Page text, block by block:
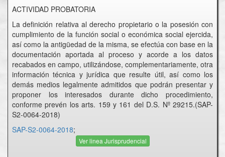
ACTIVIDAD PROBATORIA
La definición relativa al derecho propietario o la posesión con
cumplimiento de la función social o económica social ejercida,
así como la antigüedad de la misma, se efectúa con base en la
documentación aportada al proceso y acorde a los datos
recabados en campo, utilizándose, complementariamente, otra
información técnica y jurídica que resulte útil, así como los
demás medios legalmente admitidos que podrán presentar y
proponer los interesados durante dicho procedimiento,
conforme prevén los arts. 159 y 161 del D.S. Nº 29215.(SAP-
S2-0064-2018)
SAP-S2-0064-2018;
Ver linea Jurisprudencial